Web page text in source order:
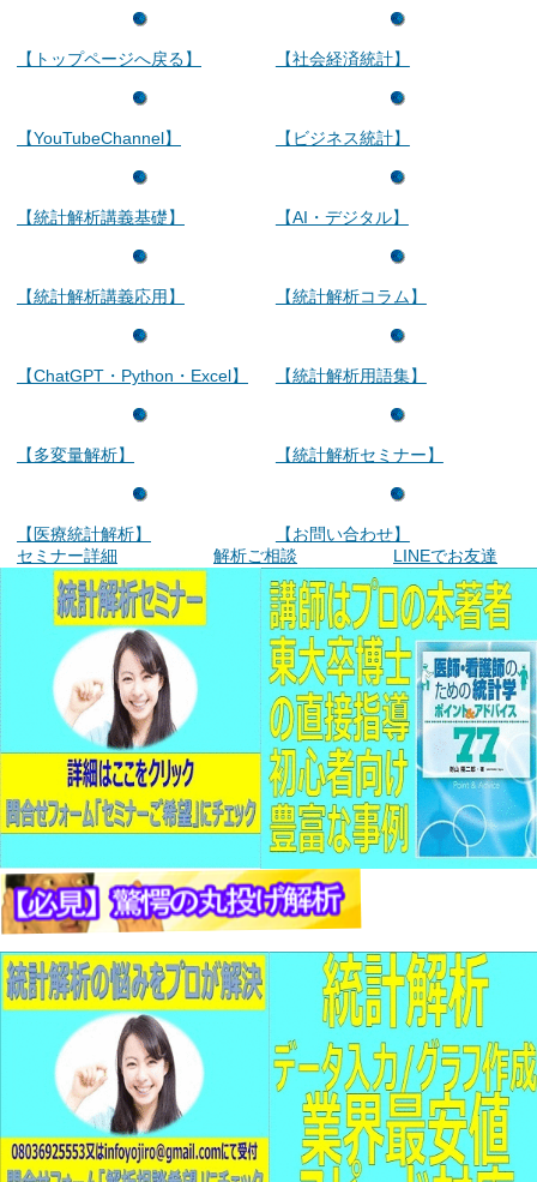
【トップページへ戻る】
【YouTubeChannel】
【統計解析講義基礎】
【統計解析講義応用】
【ChatGPT・Python・Excel】
【多変量解析】
【医療統計解析】
【社会経済統計】
【ビジネス統計】
【AI・デジタル】
【統計解析コラム】
【統計解析用語集】
【統計解析セミナー】
【お問い合わせ】
セミナー詳細
解析ご相談 LINEでお友達